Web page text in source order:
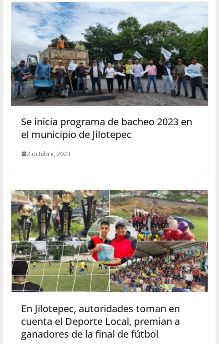
Se inicia programa de bacheo 2023 en
el municipio de Jilotepec
2 octubre, 2023
En Jilotepec, autoridades toman en
cuenta el Deporte Local, premian a
ganadores de la final de fútbol